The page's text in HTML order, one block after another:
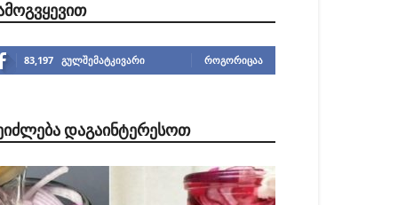
83,197 გულშემატკივარი ᲠᲝᲒᲝᲠᲘᲪᲐᲐ
ᲓᲐᲒᲐᲘᲜᲢᲔᲠᲔᲡᲝᲗ